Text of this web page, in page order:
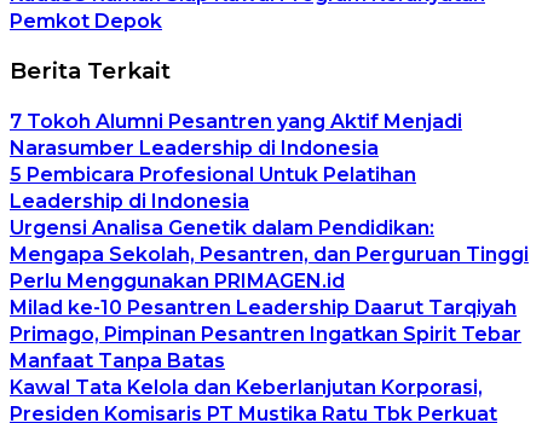
Pemkot Depok
Berita Terkait
7 Tokoh Alumni Pesantren yang Aktif Menjadi
Narasumber Leadership di Indonesia
5 Pembicara Profesional Untuk Pelatihan
Leadership di Indonesia
Urgensi Analisa Genetik dalam Pendidikan:
Mengapa Sekolah, Pesantren, dan Perguruan Tinggi
Perlu Menggunakan PRIMAGEN.id
Milad ke-10 Pesantren Leadership Daarut Tarqiyah
Primago, Pimpinan Pesantren Ingatkan Spirit Tebar
Manfaat Tanpa Batas
Kawal Tata Kelola dan Keberlanjutan Korporasi,
Presiden Komisaris PT Mustika Ratu Tbk Perkuat